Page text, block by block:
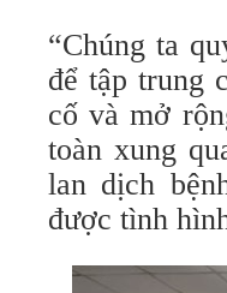
“Chúng ta
để tập trung
cố và mở
toàn xung
lan dịch
được tình